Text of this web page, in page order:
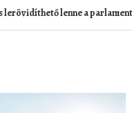
lerövidíthető lenne a